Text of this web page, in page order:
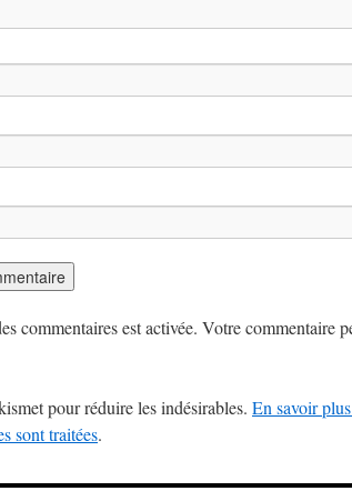
commentaires est activée. Votre commentaire
pour réduire les indésirables. En savoir
sont traitées.